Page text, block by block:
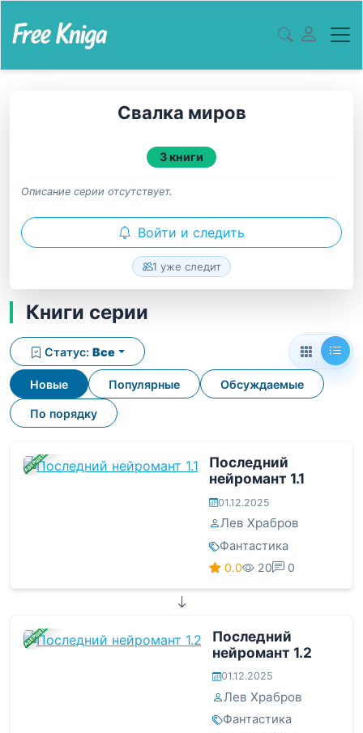
Свалка миров
3 книги
Описание серии отсутствует.
Войти и следить
1 уже следит
Книги серии
Новые Популярные Обсуждаемые
По порядку
Статус: Все
ЗАВЕРШЕНА
Последний
нейромант 1.1
01.12.2025
Лев Храбров
Фантастика
0.0 20 0
ЗАВЕРШЕНА
Последний
нейромант 1.2
01.12.2025
Лев Храбров
Фантастика